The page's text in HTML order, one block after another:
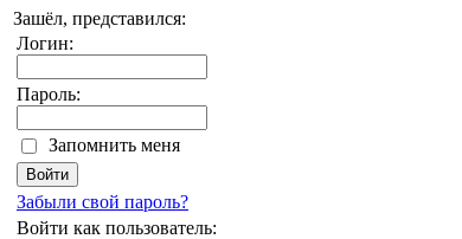
Зашёл, представился:
Логин:
Пароль:
Запомнить меня
Забыли свой пароль?
Войти как пользователь: